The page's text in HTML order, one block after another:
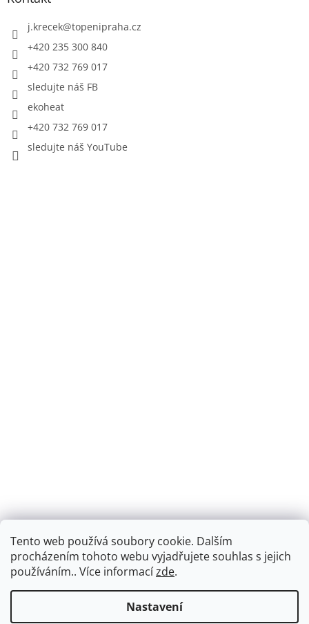
Tento web používá soubory cookie. Dalším
procházením tohoto webu vyjadřujete souhlas s jejich
používáním.. Více informacízde.
Nastavení
j.krecek@topenipraha.cz
+420 235 300 840
+420 732 769 017
sledujte náš FB
ekoheat
+420 732 769 017
sledujte náš YouTube
Montáž podlahového topení - EKOTERM s.r.o.
Vytvořil Shoptet